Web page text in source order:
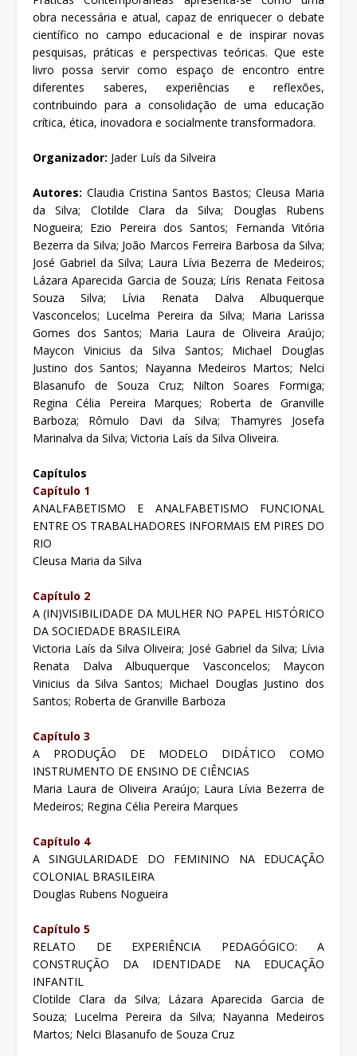
obra necessária e atual, capaz de enriquecer o debate
científico no campo educacional e de inspirar novas
pesquisas, práticas e perspectivas teóricas. Que este
livro possa servir como espaço de encontro entre
diferentes saberes, experiências e reflexões,
contribuindo para a consolidação de uma educação
crítica, ética, inovadora e socialmente transformadora.
Organizador: Jader Luís da Silveira
Autores: Claudia Cristina Santos Bastos; Cleusa Maria
da Silva; Clotilde Clara da Silva; Douglas Rubens
Nogueira; Ezio Pereira dos Santos; Fernanda Vitória
Bezerra da Silva; João Marcos Ferreira Barbosa da Silva;
José Gabriel da Silva; Laura Lívia Bezerra de Medeiros;
Lázara Aparecida Garcia de Souza; Líris Renata Feitosa
Souza Silva; Lívia Renata Dalva Albuquerque
Vasconcelos; Lucelma Pereira da Silva; Maria Larissa
Gomes dos Santos; Maria Laura de Oliveira Araújo;
Maycon Vinicius da Silva Santos; Michael Douglas
Justino dos Santos; Nayanna Medeiros Martos; Nelci
Blasanufo de Souza Cruz; Nilton Soares Formiga;
Regina Célia Pereira Marques; Roberta de Granville
Barboza; Rômulo Davi da Silva; Thamyres Josefa
Marinalva da Silva; Victoria Laís da Silva Oliveira.
Capítulos
Capítulo 1
ANALFABETISMO E ANALFABETISMO FUNCIONAL
ENTRE OS TRABALHADORES INFORMAIS EM PIRES DO
RIO
Cleusa Maria da Silva
Capítulo 2
A (IN)VISIBILIDADE DA MULHER NO PAPEL HISTÓRICO
DA SOCIEDADE BRASILEIRA
Victoria Laís da Silva Oliveira; José Gabriel da Silva; Lívia
Renata Dalva Albuquerque Vasconcelos; Maycon
Vinicius da Silva Santos; Michael Douglas Justino dos
Santos; Roberta de Granville Barboza
Capítulo 3
A PRODUÇÃO DE MODELO DIDÁTICO COMO
INSTRUMENTO DE ENSINO DE CIÊNCIAS
Maria Laura de Oliveira Araújo; Laura Lívia Bezerra de
Medeiros; Regina Célia Pereira Marques
Capítulo 4
A SINGULARIDADE DO FEMININO NA EDUCAÇÃO
COLONIAL BRASILEIRA
Douglas Rubens Nogueira
Capítulo 5
RELATO DE EXPERIÊNCIA PEDAGÓGICO: A
CONSTRUÇÃO DA IDENTIDADE NA EDUCAÇÃO
INFANTIL
Clotilde Clara da Silva; Lázara Aparecida Garcia de
Souza; Lucelma Pereira da Silva; Nayanna Medeiros
Martos; Nelci Blasanufo de Souza Cruz